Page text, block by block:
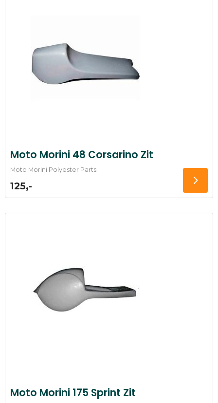
Moto Morini 48 Corsarino Zit
Moto Morini Polyester Parts
125,-
Moto Morini 175 Sprint Zit